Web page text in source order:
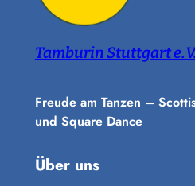
Tamburin Stuttgart
Freude am Tanzen –
und Square Dance
Über uns